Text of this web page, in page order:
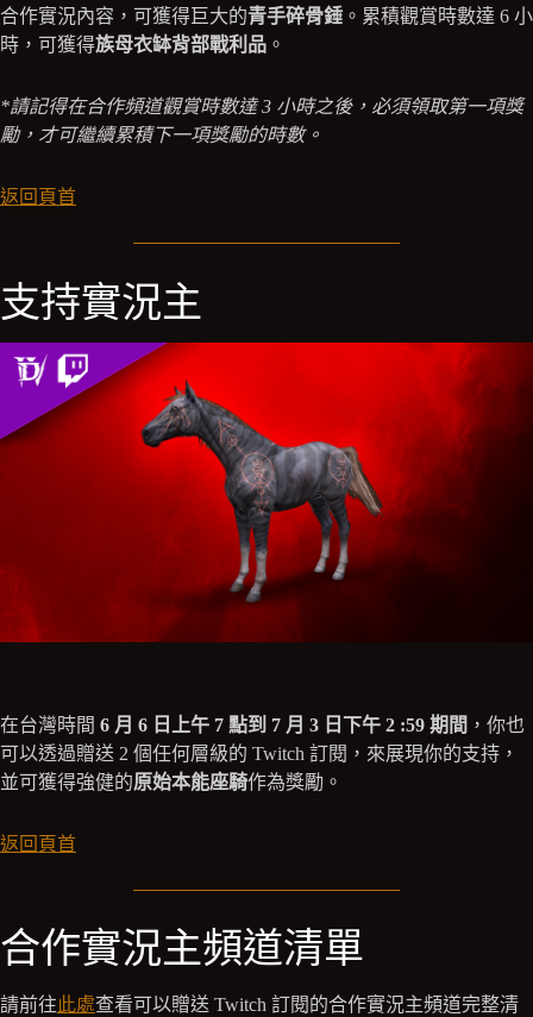
合作實況內容，可獲得巨大的青手碎骨錘 。累積觀賞時數達 6 小
時，可獲得族母衣缽背部戰利品 。
*請記得在合作頻道觀賞時數達 3 小時之後，必須領取第一項獎
勵，才可繼續累積下一項獎勵的時數。
返回頁首
支持實況主
在台灣時間 6 月 6 日上午 7 點到 7 月 3 日下午 2 :59 期間 ，你也
可以透過贈送 2 個任何層級的 Twitch 訂閱，來展現你的支持，
並可獲得強健的原始本能座騎作為獎勵。
返回頁首
合作實況主頻道清單
請前往此處查看可以贈送 Twitch 訂閱的合作實況主頻道完整清